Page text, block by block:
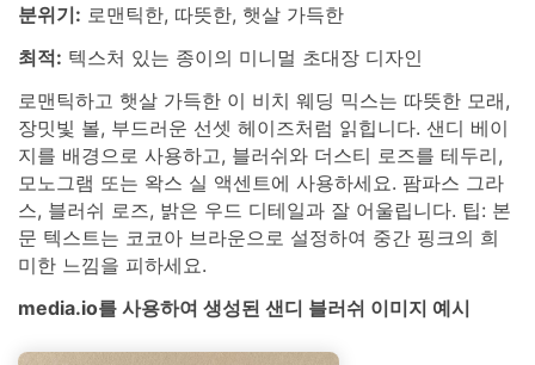
분위기: 로맨틱한, 따뜻한, 햇살 가득한
최적: 텍스처 있는 종이의 미니멀 초대장 디자인
로맨틱하고 햇살 가득한 이 비치 웨딩 믹스는 따뜻한 모래,
장밋빛 볼, 부드러운 선셋 헤이즈처럼 읽힙니다. 샌디 베이
지를 배경으로 사용하고, 블러쉬와 더스티 로즈를 테두리,
모노그램 또는 왁스 실 액센트에 사용하세요. 팜파스 그라
스, 블러쉬 로즈, 밝은 우드 디테일과 잘 어울립니다. 팁: 본
문 텍스트는 코코아 브라운으로 설정하여 중간 핑크의 희
미한 느낌을 피하세요.
media.io를 사용하여 생성된 샌디 블러쉬 이미지 예시